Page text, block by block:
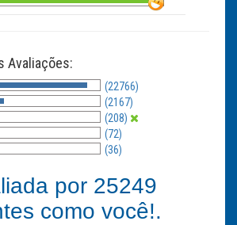
Avaliações:
(22766)
(2167)
(208)
(72)
(36)
por 25249
como você!.